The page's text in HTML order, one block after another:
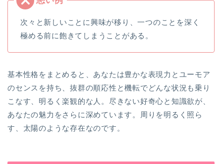
次々と新しいことに興味が移り、一つのことを深く
極める前に飽きてしまうことがある。
基本性格をまとめると、あなたは豊かな表現力とユーモア
のセンスを持ち、抜群の順応性と機転でどんな状況も乗り
こなす、明るく楽観的な人。尽きない好奇心と知識欲が、
あなたの魅力をさらに深めています。周りを明るく照ら
す、太陽のような存在なのです。